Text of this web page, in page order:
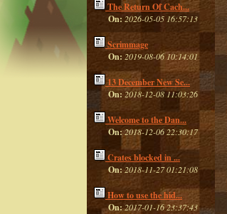
The Return Of Cach...
On: 2026-05-05 16:57:13
Scrimmage
On: 2019-08-06 10:14:01
13 December New Se...
On:2018-12-08 11:03:26
Welcome to the Dan...
On:2018-12-06 22:30:17
Crates blocked in ...
On:2018-11-27 01:21:08
How to use the hid...
On:2017-01-16 23:37:43